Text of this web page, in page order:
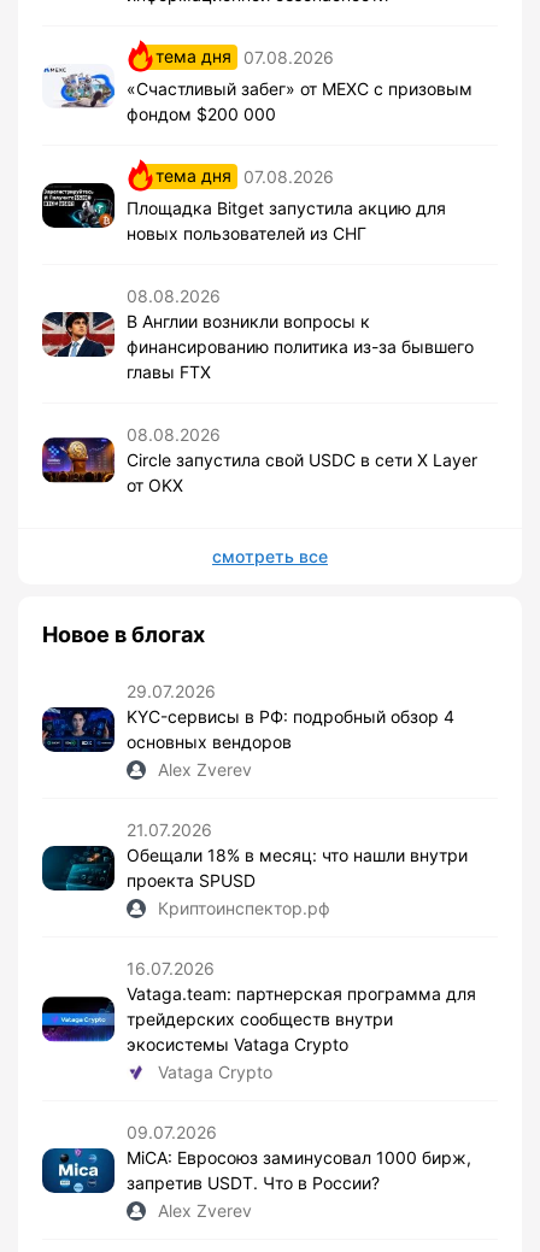
тема дня
07.08.2026
«Счастливый забег» от MEXC с призовым
фондом $200 000
тема дня
07.08.2026
Площадка Bitget запустила акцию для
новых пользователей из СНГ
08.08.2026
В Англии возникли вопросы к
финансированию политика из-за бывшего
главы FTX
08.08.2026
Circle запустила свой USDC в сети X Layer
от OKX
смотреть все
Новое в блогах
29.07.2026
KYC-сервисы в РФ: подробный обзор 4
основных вендоров
Alex Zverev
21.07.2026
Обещали 18% в месяц: что нашли внутри
проекта SPUSD
Криптоинспектор.рф
16.07.2026
Vataga.team: партнерская программа для
трейдерских сообществ внутри
экосистемы Vataga Crypto
Vataga Crypto
09.07.2026
MiCA: Евросоюз заминусовал 1000 бирж,
запретив USDT. Что в России?
Alex Zverev